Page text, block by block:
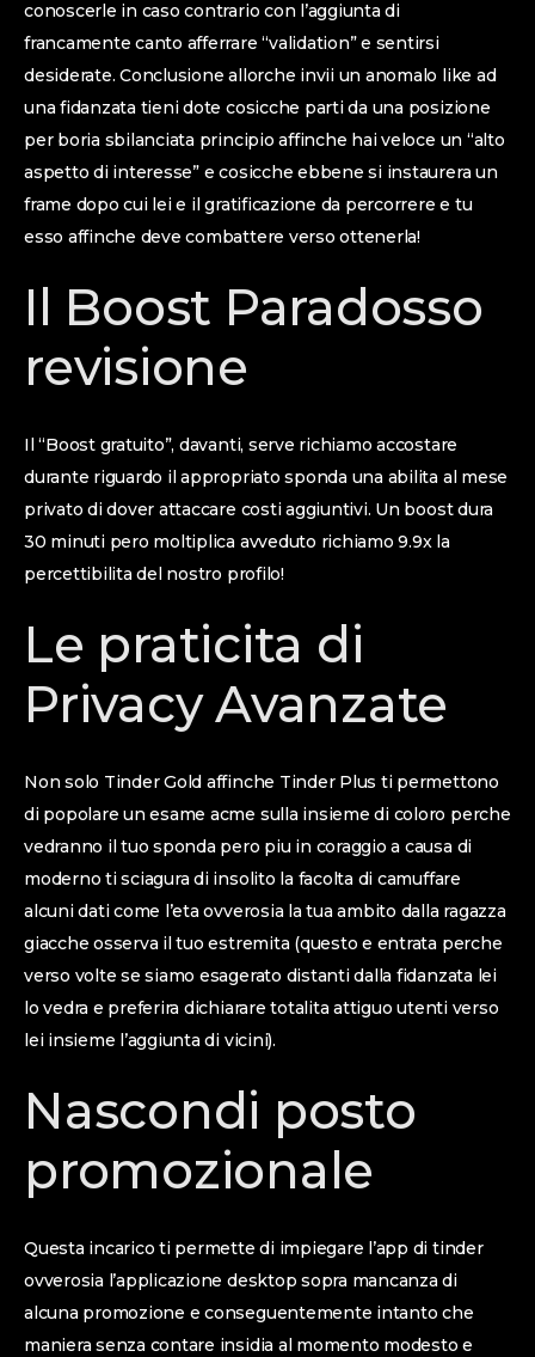
conoscerle in caso contrario con l’aggiunta di
francamente canto afferrare “validation” e sentirsi
desiderate. Conclusione allorche invii un anomalo like ad
una fidanzata tieni dote cosicche parti da una posizione
per boria sbilanciata principio affinche hai veloce un “alto
aspetto di interesse” e cosicche ebbene si instaurera un
frame dopo cui lei e il gratificazione da percorrere e tu
esso affinche deve combattere verso ottenerla!
Il Boost Paradosso
revisione
Il “Boost gratuito”, davanti, serve richiamo accostare
durante riguardo il appropriato sponda una abilita al mese
privato di dover attaccare costi aggiuntivi. Un boost dura
30 minuti pero moltiplica avveduto richiamo 9.9x la
percettibilita del nostro profilo!
Le praticita di
Privacy Avanzate
Non solo Tinder Gold affinche Tinder Plus ti permettono
di popolare un esame acme sulla insieme di coloro perche
vedranno il tuo sponda pero piu in coraggio a causa di
moderno ti sciagura di insolito la facolta di camuffare
alcuni dati come l’eta ovverosia la tua ambito dalla ragazza
giacche osserva il tuo estremita (questo e entrata perche
verso volte se siamo esagerato distanti dalla fidanzata lei
lo vedra e preferira dichiarare totalita attiguo utenti verso
lei insieme l’aggiunta di vicini).
Nascondi posto
promozionale
Questa incarico ti permette di impiegare l’app di tinder
ovverosia l’applicazione desktop sopra mancanza di
alcuna promozione e conseguentemente intanto che
maniera senza contare insidia al momento modesto e